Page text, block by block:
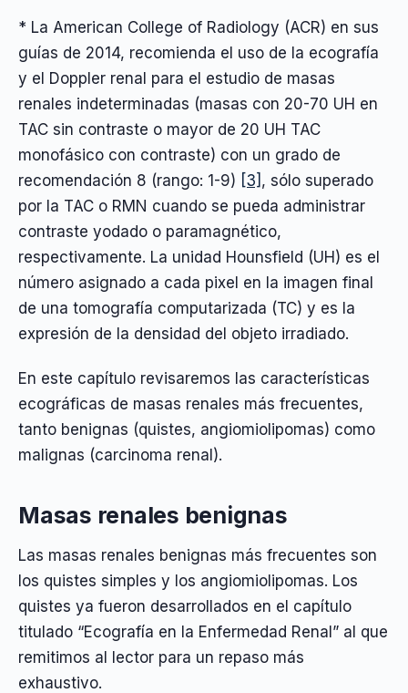
* La American College of Radiology (ACR) en sus
guías de 2014, recomienda el uso de la ecografía
y el Doppler renal para el estudio de masas
renales indeterminadas (masas con 20-70 UH en
TAC sin contraste o mayor de 20 UH TAC
monofásico con contraste) con un grado de
recomendación 8 (rango: 1-9) [3] , sólo superado
por la TAC o RMN cuando se pueda administrar
contraste yodado o paramagnético,
respectivamente. La unidad Hounsfield (UH) es el
número asignado a cada pixel en la imagen final
de una tomografía computarizada (TC) y es la
expresión de la densidad del objeto irradiado.
En este capítulo revisaremos las características
ecográficas de masas renales más frecuentes,
tanto benignas (quistes, angiomiolipomas) como
malignas (carcinoma renal).
Masas renales benignas
Las masas renales benignas más frecuentes son
los quistes simples y los angiomiolipomas. Los
quistes ya fueron desarrollados en el capítulo
titulado “Ecografía en la Enfermedad Renal” al que
remitimos al lector para un repaso más
exhaustivo.